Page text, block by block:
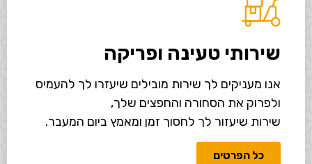
שירותי טעינה ופריקה
אנו מעניקים לך שירות מובילים שיעזרו לך להעמיס
ולפרוק את הסחורה והחפצים שלך,
שירות שיעזור לך לחסוך זמן ומאמץ ביום המעבר.
כל הפרטים